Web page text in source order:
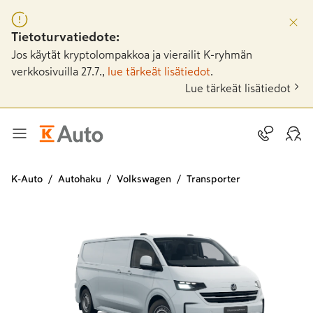
Tietoturvatiedote:
Jos käytät kryptolompakkoa ja vierailit K-ryhmän
verkkosivuilla 27.7.,
lue tärkeät lisätiedot
Lue tärkeät lisätiedot
K-Auto Autohaku Volkswagen Transporter